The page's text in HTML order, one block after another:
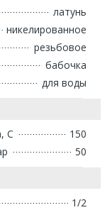
латунь
никелированное
резьбовое
бабочка
для воды
С
150
50
1/2